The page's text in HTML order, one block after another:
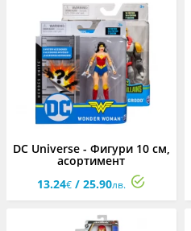
DC Universe - Фигури 10 см,
асортимент
13.24€ / 25.90лв.